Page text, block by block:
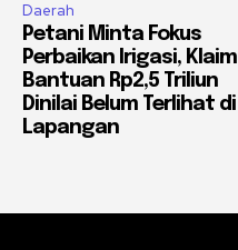
Daerah
Petani Minta Fokus
Perbaikan Irigasi, Klaim
Bantuan Rp2,5 Triliun
Dinilai Belum Terlihat di
Lapangan